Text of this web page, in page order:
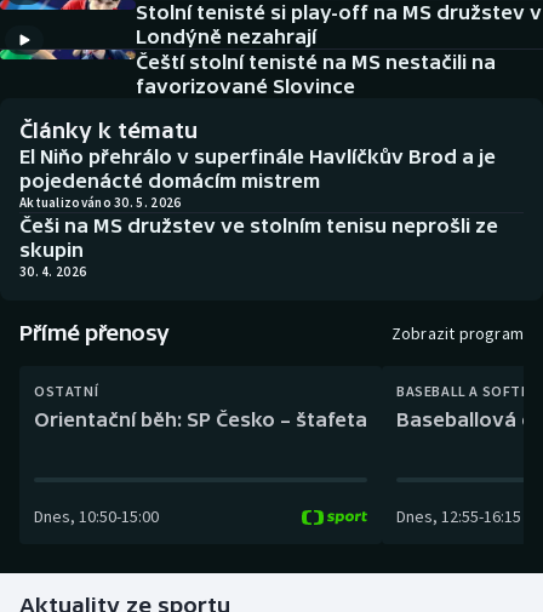
Americký fotbal
Baseball a softbal
Basketbal
Biatlon
Boby a skeleton
Box
Curling
NEPŘEHLÉDNĚTE
Historické návraty
Aplikace ČT sport
AZ kvíz
Stolní tenisté si play-off na MS družstev v
Londýně nezahrají
Čeští stolní tenisté na MS nestačili na
favorizované Slovince
Články k tématu
El Niňo přehrálo v superfinále Havlíčkův Brod a je
pojedenácté domácím mistrem
Aktualizováno 30. 5. 2026
Češi na MS družstev ve stolním tenisu neprošli ze
skupin
30. 4. 2026
Přímé přenosy Zobrazit program
OSTATNÍ
Orientační běh: SP Česko – štafeta
Dnes, 10:50-15:00
BASEBALL A
Baseballová
Dnes, 12:55-16:15
Aktuality ze sportu